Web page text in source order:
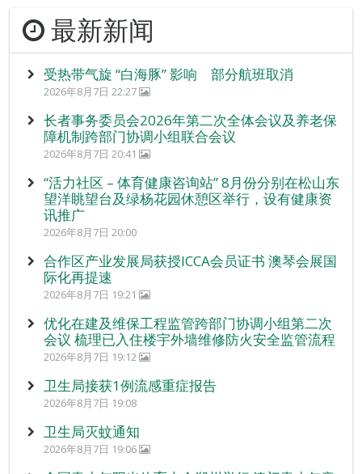
最新新闻
受热带气旋 “白海豚” 影响 部分航班取消
2026年8月7日 22:27
长者事务委员会2026年第二次全体会议及养老保
障机制跨部门协调小组联合会议
2026年8月7日 20:41
“活力社区 – 体育健康咨询站” 8月份分别在松山东
望洋眺望台及绿杨花园休憩区举行，设有健康资
讯推广
2026年8月7日 20:00
合作区产业发展局获授ICCA会员证书 澳琴会展国
际化再提速
2026年8月7日 19:21
优化在建及维保工程监管跨部门协调小组第二次
会议 梳理已入住楼宇外墙维修防火安全监管流程
2026年8月7日 19:12
卫生局接获1例流感重症报告
2026年8月7日 19:08
卫生局灭蚊通知
2026年8月7日 19:06